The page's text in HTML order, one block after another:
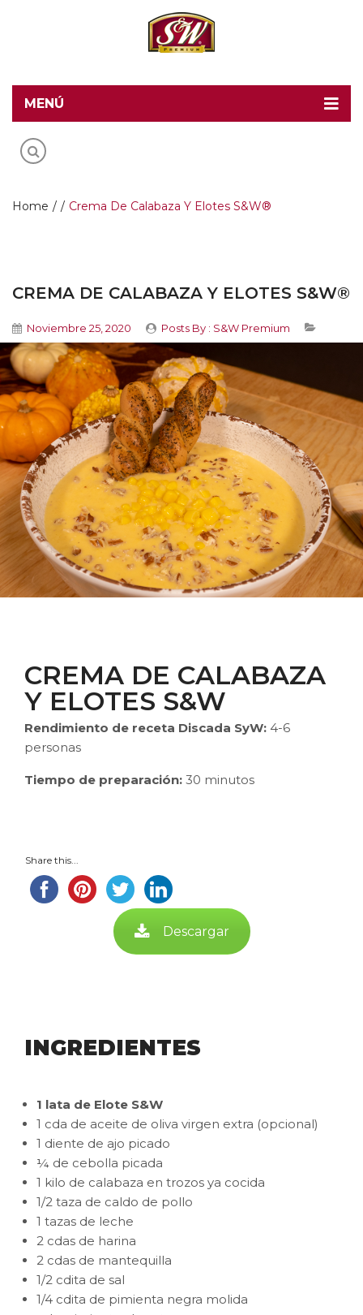
MENÚ
Home
Productos
Contacto
Blog
Home / / Crema De Calabaza Y Elotes S&W®
CREMA DE CALABAZA Y ELOTES S&W®
Noviembre 25, 2020 Posts By : S&W Premium
CREMA DE CALABAZA
Y ELOTES S&W
Rendimiento de receta Discada SyW: 4-6
personas
Tiempo de preparación: 30 minutos
Share this...
Descargar
INGREDIENTES
1 lata de Elote S&W
1 cda de aceite de oliva virgen extra (opcional)
1 diente de ajo picado
¼ de cebolla picada
1 kilo de calabaza en trozos ya cocida
1/2 taza de caldo de pollo
1 tazas de leche
2 cdas de harina
2 cdas de mantequilla
1/2 cdita de sal
1/4 cdita de pimienta negra molida